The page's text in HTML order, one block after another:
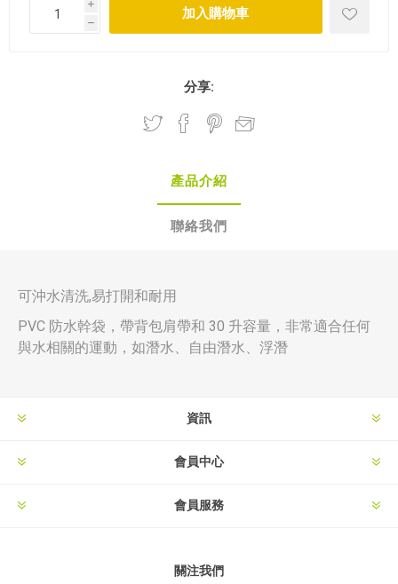
i
h
分享:
產品介紹
聯絡我們
可沖水清洗,易打開和耐用
PVC 防水幹袋，帶背包肩帶和 30 升容量，非常適合任何
與水相關的運動，如潛水、自由潛水、浮潛
資訊
會員中心
會員服務
關注我們